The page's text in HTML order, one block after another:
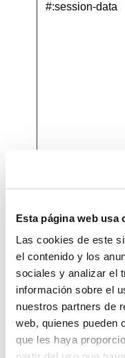
Esta página web usa
Las cookies de este
el contenido y los
sociales y analizar el
información sobre el
nuestros partners de
web, quienes pueden
que les haya
#:session-data
__Secure-YEC